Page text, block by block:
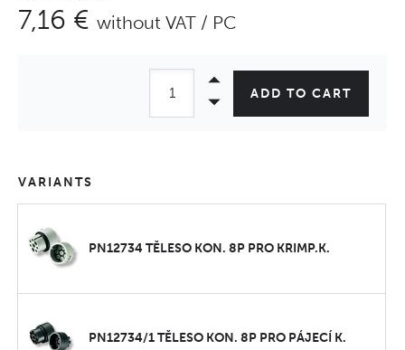
7,16 € without VAT / PC
ADD TO CART
VARIANTS
PN12734 TĚLESO KON. 8P PRO KRIMP.K.
PN12734/1 TĚLESO KON. 8P PRO PÁJECÍ K.